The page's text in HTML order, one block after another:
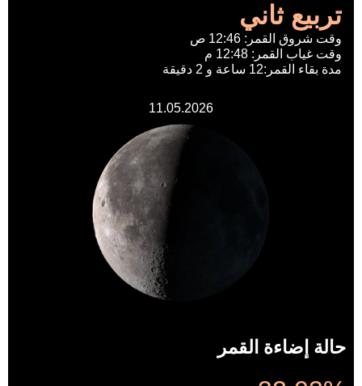
تربيع ثاني
وقت شروق القمر: 12:46 ص
وقت غياب القمر: 12:48 م
مدة بقاء القمر:12 ساعة و 2 دقيقة
11.05.2026
حالة إضاءة القمر